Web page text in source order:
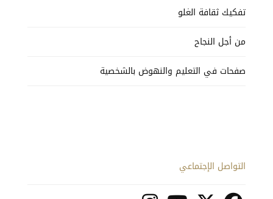
تفكيك ثقافة الغلو
من أجل النجاح
صفحات في التعليم والنهوض بالشخصية
التواصل الإجتماعي